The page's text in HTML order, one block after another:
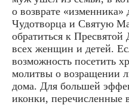
о возврате
Чудотворца и Святую
обратиться к
всех женщин и детей.
возможность посетить
молитвы о возращении
дома. Для большей
иконки, перечисленные